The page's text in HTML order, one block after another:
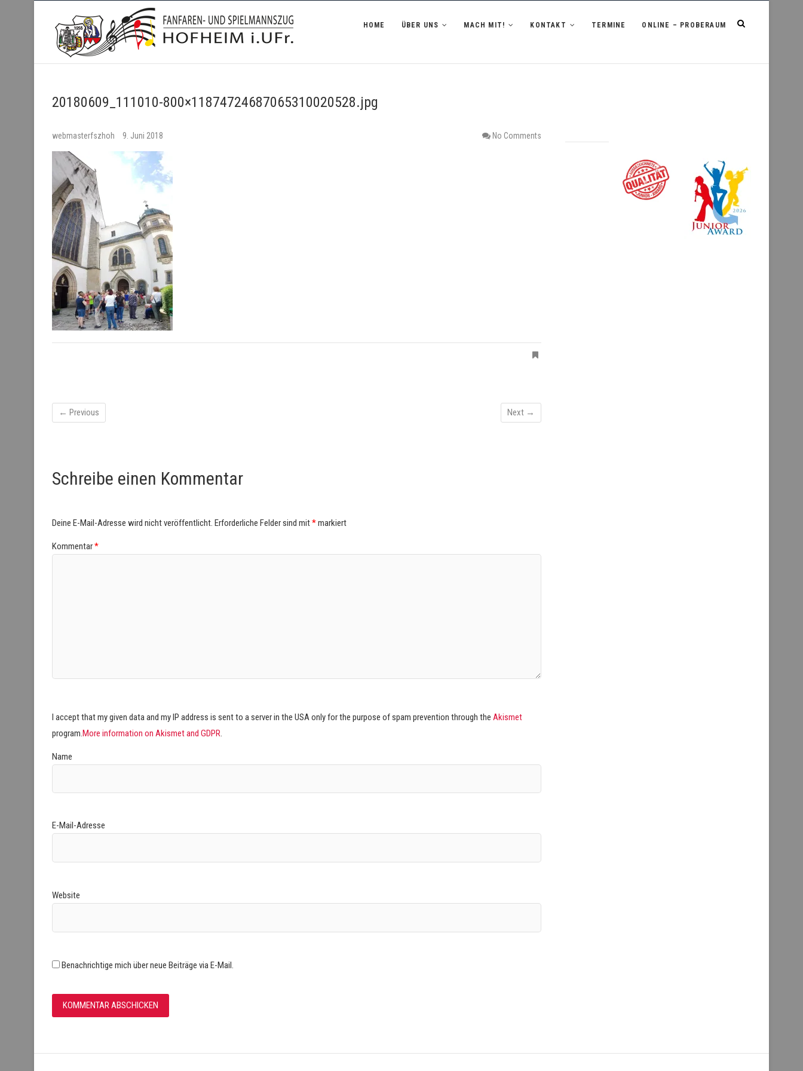
Fanfaren- und Spielmannszug Hofheim i.UFr.
HOME ÜBER UNS MACH MIT! KONTAKT TERMINE ONLINE – PROBERAUM
20180609_111010-800×11874724687065310020528.jpg
webmasterfszhoh 9. Juni 2018 No Comments
← Previous Next →
Schreibe einen Kommentar
Deine E-Mail-Adresse wird nicht veröffentlicht. Erforderliche Felder sind mit*markiert
Kommentar*
I accept that my given data and my IP address is sent to a server in the USA only for the purpose of spam prevention through the Akismet
program.More information on Akismet and GDPR.
Name
E-Mail-Adresse
Website
Benachrichtige mich über neue Beiträge via E-Mail.